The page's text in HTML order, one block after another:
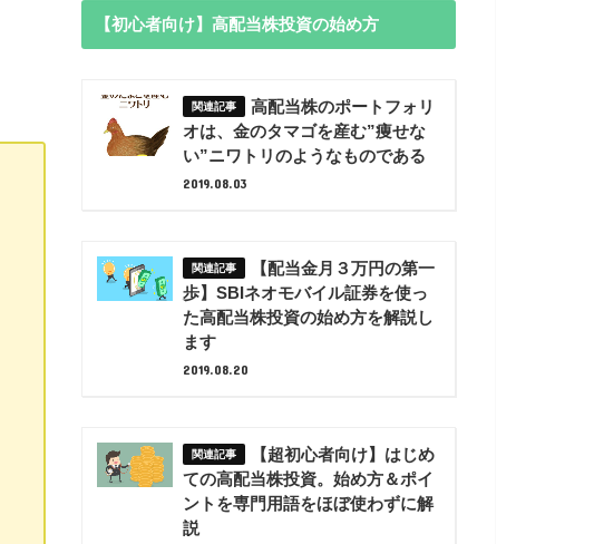
【初心者向け】高配当株投資の始め方
高配当株のポートフォリ
オは、金のタマゴを産む”痩せな
い”ニワトリのようなものである
2019.08.03
【配当金月３万円の第一
歩】SBIネオモバイル証券を使っ
た高配当株投資の始め方を解説し
ます
2019.08.20
【超初心者向け】はじめ
ての高配当株投資。始め方＆ポイ
ントを専門用語をほぼ使わずに解
説